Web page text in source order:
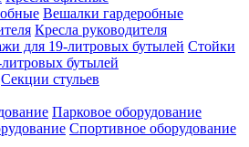
Вешалки гардеробные
Кресла руководителя
Стойки
бутылей
Секции стульев
Парковое оборудование
Спортивное оборудование